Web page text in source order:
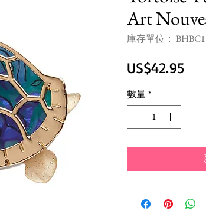
Art
庫存單位：
US$42.95價
數量*